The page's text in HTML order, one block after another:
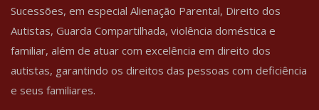
Sucessões, em especial Alienação Parental, Direito dos
Autistas, Guarda Compartilhada, violência doméstica e
familiar, além de atuar com excelência em direito dos
autistas, garantindo os direitos das pessoas com deficiência
e seus familiares.